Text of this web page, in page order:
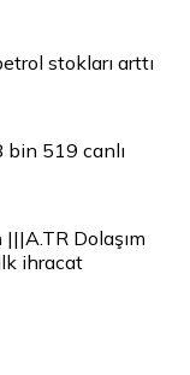
stokları arttı
bin 519 canlı
Dolaşım
ihracat